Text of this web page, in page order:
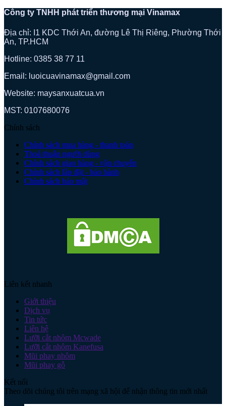
Công ty TNHH phát triển thương mại Vinamax
Địa chỉ: I1 KDC Thới An, đường Lê Thị Riêng, Phường Thới
An, TP.HCM
Hotline: 0385 38 77 11
Email: luoicuavinamax@gmail.com
Website: maysanxuatcua.vn
MST: 0107680076
Chính sách
Chính sách mua hàng - thanh toán
Thoả thuận người dùng
Chính sách giao hàng - vận chuyển
Chính sách lắp đặt - bảo hành
Chính sách bảo mật
Liên kết nhanh
Giới thiệu
Dịch vụ
Tin tức
Liên hệ
Lưỡi cắt nhôm Mcwade
Lưỡi cắt nhôm Kanefusa
Mũi phay nhôm
Mũi phay gỗ
Kết nối
Theo dõi chúng tôi trên mạng xã hội để nhận thông tin mới nhất